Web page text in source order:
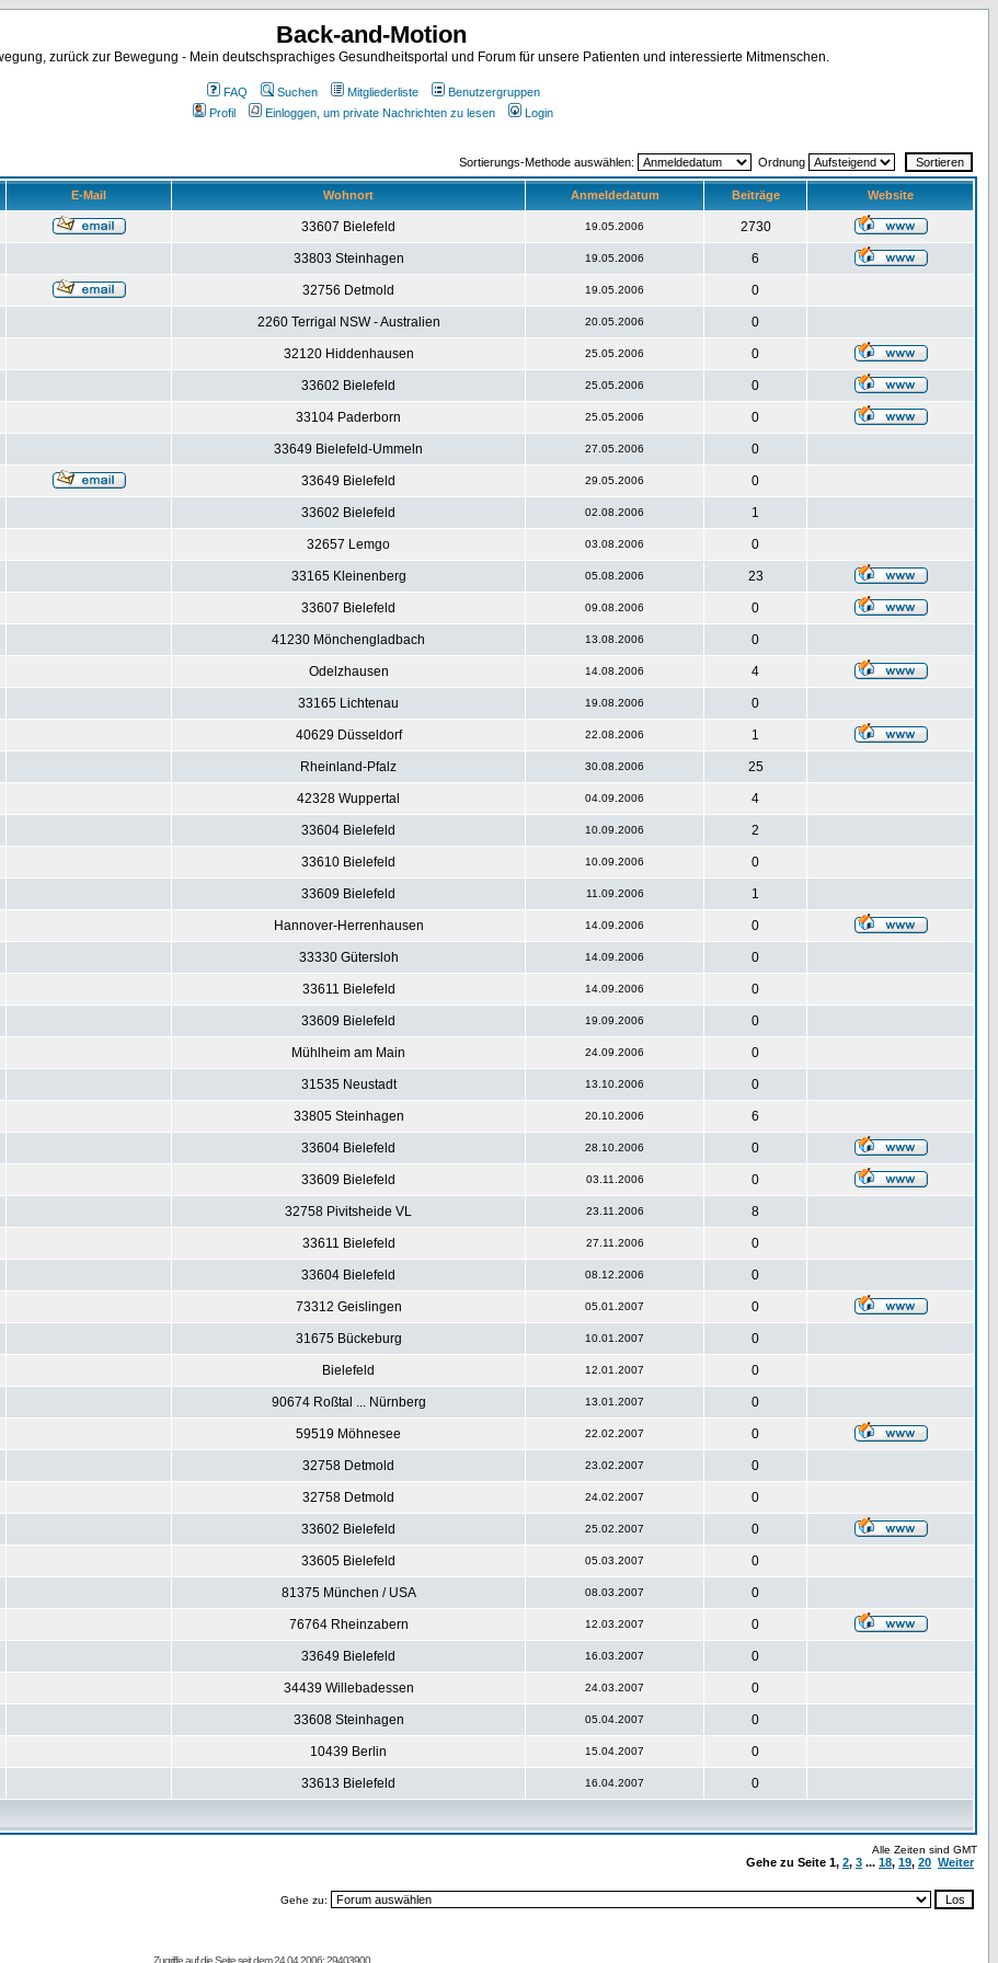
Back-and-Motion
zurück zur Bewegung - Mein deutschsprachiges Gesundheitsportal und Forum für unsere Patienten und interessierte Mitmenschen.
FAQ Suchen Mitgliederliste
Benutzergruppen
Profil
Einloggen, um private Nachrichten zu lesen Login
Sortierungs-Methode auswählen: Ordnung
E-Mail Wohnort Anmeldedatum Beiträge Website
33607 Bielefeld 19.05.2006 2730
33803 Steinhagen 19.05.2006 6
32756 Detmold 19.05.2006 0
2260 Terrigal NSW - Australien 20.05.2006 0
32120 Hiddenhausen 25.05.2006 0
33602 Bielefeld 25.05.2006 0
33104 Paderborn 25.05.2006 0
33649 Bielefeld-Ummeln 27.05.2006 0
33649 Bielefeld 29.05.2006 0
33602 Bielefeld 02.08.2006 1
32657 Lemgo 03.08.2006 0
33165 Kleinenberg 05.08.2006 23
33607 Bielefeld 09.08.2006 0
41230 Mönchengladbach 13.08.2006 0
Odelzhausen 14.08.2006 4
33165 Lichtenau 19.08.2006 0
40629 Düsseldorf 22.08.2006 1
Rheinland-Pfalz 30.08.2006 25
42328 Wuppertal 04.09.2006 4
33604 Bielefeld 10.09.2006 2
33610 Bielefeld 10.09.2006 0
33609 Bielefeld 11.09.2006 1
Hannover-Herrenhausen 14.09.2006 0
33330 Gütersloh 14.09.2006 0
33611 Bielefeld 14.09.2006 0
33609 Bielefeld 19.09.2006 0
Mühlheim am Main 24.09.2006 0
31535 Neustadt 13.10.2006 0
33805 Steinhagen 20.10.2006 6
33604 Bielefeld 28.10.2006 0
33609 Bielefeld 03.11.2006 0
32758 Pivitsheide VL 23.11.2006 8
33611 Bielefeld 27.11.2006 0
33604 Bielefeld 08.12.2006 0
73312 Geislingen 05.01.2007 0
31675 Bückeburg 10.01.2007 0
Bielefeld 12.01.2007 0
90674 Roßtal ... Nürnberg 13.01.2007 0
59519 Möhnesee 22.02.2007 0
32758 Detmold 23.02.2007 0
32758 Detmold 24.02.2007 0
33602 Bielefeld 25.02.2007 0
33605 Bielefeld 05.03.2007 0
81375 München / USA 08.03.2007 0
76764 Rheinzabern 12.03.2007 0
33649 Bielefeld 16.03.2007 0
34439 Willebadessen 24.03.2007 0
33608 Steinhagen 05.04.2007 0
10439 Berlin 15.04.2007 0
33613 Bielefeld 16.04.2007 0
Alle Zeiten sind GMT
Gehe zu Seite 1, 2, 3 ... 18, 19, 20 Weiter
Gehe zu:
Zugriffe auf die Seite seit dem 24.04.2006: 29403900